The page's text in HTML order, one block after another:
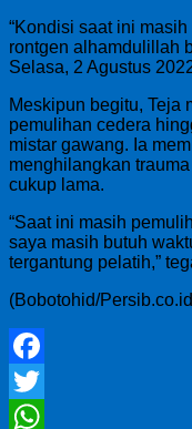
“Kondisi saat ini
rontgen alhamdulillah
Selasa, 2 Agustus
Meskipun begitu, Teja
pemulihan cedera
mistar gawang. Ia
menghilangkan
cukup lama.
“Saat ini masih
saya masih butuh
tergantung pelatih,”
(Bobotohid/
Facebook
Twitter